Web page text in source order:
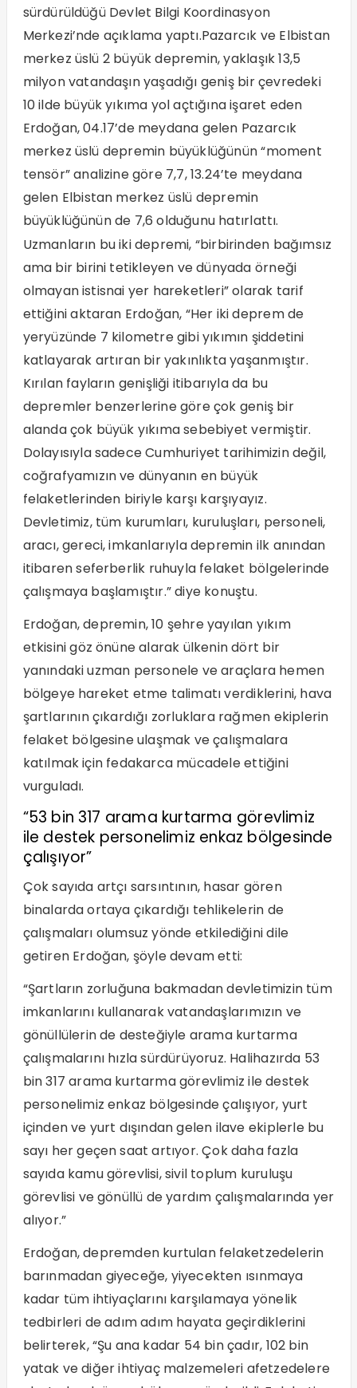
sürdürüldüğü Devlet Bilgi Koordinasyon
Merkezi’nde açıklama yaptı.Pazarcık ve Elbistan
merkez üslü 2 büyük depremin, yaklaşık 13,5
milyon vatandaşın yaşadığı geniş bir çevredeki
10 ilde büyük yıkıma yol açtığına işaret eden
Erdoğan, 04.17’de meydana gelen Pazarcık
merkez üslü depremin büyüklüğünün “moment
tensör” analizine göre 7,7, 13.24’te meydana
gelen Elbistan merkez üslü depremin
büyüklüğünün de 7,6 olduğunu hatırlattı.
Uzmanların bu iki depremi, “birbirinden bağımsız
ama bir birini tetikleyen ve dünyada örneği
olmayan istisnai yer hareketleri” olarak tarif
ettiğini aktaran Erdoğan, “Her iki deprem de
yeryüzünde 7 kilometre gibi yıkımın şiddetini
katlayarak artıran bir yakınlıkta yaşanmıştır.
Kırılan fayların genişliği itibarıyla da bu
depremler benzerlerine göre çok geniş bir
alanda çok büyük yıkıma sebebiyet vermiştir.
Dolayısıyla sadece Cumhuriyet tarihimizin değil,
coğrafyamızın ve dünyanın en büyük
felaketlerinden biriyle karşı karşıyayız.
Devletimiz, tüm kurumları, kuruluşları, personeli,
aracı, gereci, imkanlarıyla depremin ilk anından
itibaren seferberlik ruhuyla felaket bölgelerinde
çalışmaya başlamıştır.” diye konuştu.
Erdoğan, depremin, 10 şehre yayılan yıkım
etkisini göz önüne alarak ülkenin dört bir
yanındaki uzman personele ve araçlara hemen
bölgeye hareket etme talimatı verdiklerini, hava
şartlarının çıkardığı zorluklara rağmen ekiplerin
felaket bölgesine ulaşmak ve çalışmalara
katılmak için fedakarca mücadele ettiğini
vurguladı.
“53 bin 317 arama kurtarma görevlimiz
ile destek personelimiz enkaz bölgesinde
çalışıyor”
Çok sayıda artçı sarsıntının, hasar gören
binalarda ortaya çıkardığı tehlikelerin de
çalışmaları olumsuz yönde etkilediğini dile
getiren Erdoğan, şöyle devam etti:
“Şartların zorluğuna bakmadan devletimizin tüm
imkanlarını kullanarak vatandaşlarımızın ve
gönüllülerin de desteğiyle arama kurtarma
çalışmalarını hızla sürdürüyoruz. Halihazırda 53
bin 317 arama kurtarma görevlimiz ile destek
personelimiz enkaz bölgesinde çalışıyor, yurt
içinden ve yurt dışından gelen ilave ekiplerle bu
sayı her geçen saat artıyor. Çok daha fazla
sayıda kamu görevlisi, sivil toplum kuruluşu
görevlisi ve gönüllü de yardım çalışmalarında yer
alıyor.”
Erdoğan, depremden kurtulan felaketzedelerin
barınmadan giyeceğe, yiyecekten ısınmaya
kadar tüm ihtiyaçlarını karşılamaya yönelik
tedbirleri de adım adım hayata geçirdiklerini
belirterek, “Şu ana kadar 54 bin çadır, 102 bin
yatak ve diğer ihtiyaç malzemeleri afetzedelere